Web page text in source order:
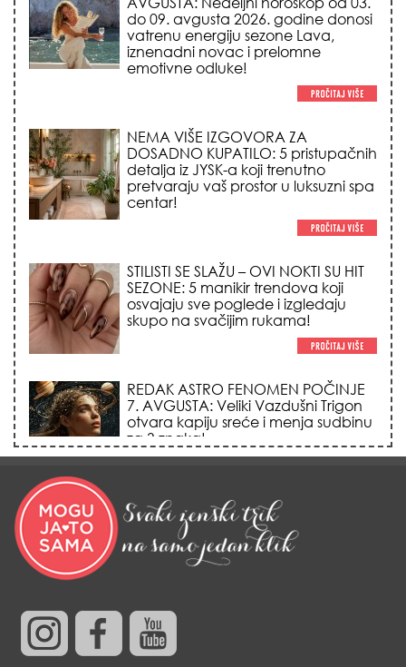
NEMA VIŠE IZGOVORA ZA
DOSADNO KUPATILO: 5 pristupačnih
detalja iz JYSK-a koji trenutno
pretvaraju vaš prostor u luksuzni spa
STILISTI SE SLAŽU – OVI NOKTI SU HIT
SEZONE: 5 manikir trendova koji
osvajaju sve poglede i izgledaju
skupo na svačijim rukama!
REDAK ASTRO FENOMEN POČINJE
7. AVGUSTA: Veliki Vazdušni Trigon
otvara kapiju sreće i menja sudbinu
za 3 znaka!
LJUDI U SRBIJI MASOVNO KUPUJU
OVO ČUDO OD 200 DINARA: Trik sa
peškirom i ledom koji rashlađuje stan
na +35 za 10 minuta (BEZ KLIME)!
DATUMI KOJI MENJAJU SUDBINU:
Ošišajte se OVIH dana u mesecu
ako želite da vam kosa raste kao iz
vode i privučete novu ljubav!
KREĆE SEZONA LAVA: 5 tajnih
osobina kraljeva horoskopa zbog
kojih ih svi tajno obožavaju (ili im